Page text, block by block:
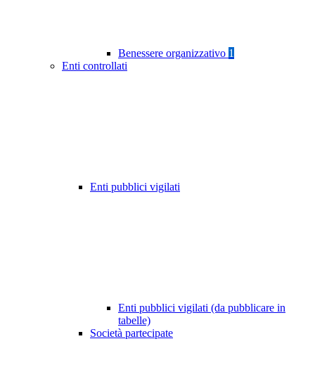
Benessere organizzativo 1
Enti controllati
Enti pubblici vigilati
Enti pubblici vigilati (da pubblicare in
tabelle)
Società partecipate